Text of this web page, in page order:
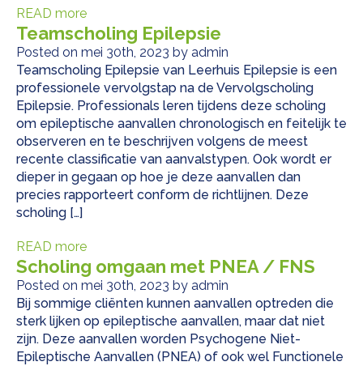
READ more
Teamscholing Epilepsie
Posted on mei 30th, 2023 by admin
Teamscholing Epilepsie van Leerhuis Epilepsie is een
professionele vervolgstap na de Vervolgscholing
Epilepsie. Professionals leren tijdens deze scholing
om epileptische aanvallen chronologisch en feitelijk te
observeren en te beschrijven volgens de meest
recente classificatie van aanvalstypen. Ook wordt er
dieper in gegaan op hoe je deze aanvallen dan
precies rapporteert conform de richtlijnen. Deze
scholing […]
READ more
Scholing omgaan met PNEA / FNS
Posted on mei 30th, 2023 by admin
Bij sommige cliënten kunnen aanvallen optreden die
sterk lijken op epileptische aanvallen, maar dat niet
zijn. Deze aanvallen worden Psychogene Niet-
Epileptische Aanvallen (PNEA) of ook wel Functionele